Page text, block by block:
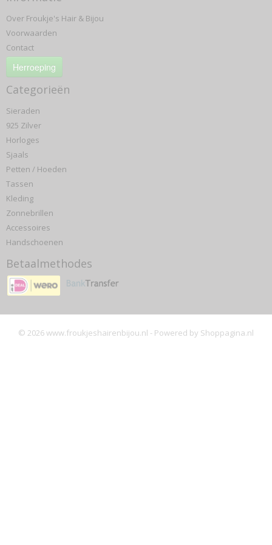
Over Froukje's Hair & Bijou
Voorwaarden
Contact
Herroeping
Categorieën
Sieraden
925 Zilver
Horloges
Sjaals
Petten / Hoeden
Tassen
Kleding
Zonnebrillen
Accessoires
Handschoenen
Betaalmethodes
© 2026 www.froukjeshairenbijou.nl - Powered by Shoppagina.nl